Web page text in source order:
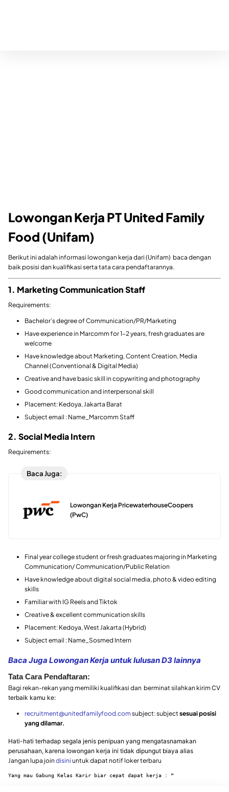
Lowongan Kerja PT United Family
Food (Unifam)
Berikut ini adalah informasi lowongan kerja dari (Unifam) baca dengan
baik posisi dan kualifikasi serta tata cara pendaftarannya.
1. Marketing Communication Staff
Requirements:
Bachelor’s degree of Communication/PR/Marketing
Have experience in Marcomm for 1-2 years, fresh graduates are
welcome
Have knowledge about Marketing, Content Creation, Media
Channel (Conventional & Digital Media)
Creative and have basic skill in copywriting and photography
Good communication and interpersonal skill
Placement: Kedoya, Jakarta Barat
Subject email : Name_Marcomm Staff
2. Social Media Intern
Requirements:
Baca Juga:
Lowongan Kerja PricewaterhouseCoopers
(PwC)
Final year college student or fresh graduates majoring in Marketing
Communication/ Communication/Public Relation
Have knowledge about digital social media, photo & video editing
skills
Familiar with IG Reels and Tiktok
Creative & excellent communication skills
Placement: Kedoya, West Jakarta (Hybrid)
Subject email : Name_Sosmed Intern
Baca Juga Lowongan Kerja untuk lulusan D3 lainnya
Tata Cara Pendaftaran:
Bagi rekan-rekan yang memiliki kualifikasi dan berminat silahkan kirimCV
terbaik kamu ke:
recruitment@unitedfamilyfood.comsubject: subject sesuai posisi
yang dilamar.
Hati-hati terhadap segala jenis penipuan yang mengatasnamakan
perusahaan, karena lowongan kerja ini tidak dipungut biaya alias
Jangan lupa join disini untuk dapat notif loker terbaru
Yang mau Gabung Kelas Karir biar cepat dapat kerja : "